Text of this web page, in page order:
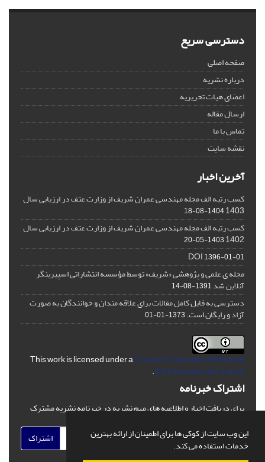
این وب سایت از کوکی ها برای اطمینان از ارائه بهترین
خدمات استفاده می کند.
دسترسی سریع
صفحه اصلی
درباره نشریه
اعضای هیات تحریریه
ارسال مقاله
تماس با ما
نقشه سایت
آخرین اخبار
کسب رتبه الف مجله مهندسی عمران شریف از وزارت عتف در ارزیابی سال
1403
1404-08-18
کسب رتبه الف مجله مهندسی عمران شریف از وزارت عتف در ارزیابی سال
1402
1403-05-20
DOI1396-01-01
مجله ی علمی و پژوهشی «شریف» توسط مؤسسه انتشاراتی اسپیرینگر
آنلاین شد1391-08-14
دسترسی به فایل کامل مقالات برای علاقه مندان و خوانندگان به صورت
آزاد و رایگان است.1373-01-01
This work is licensed under aCreative Commons Attribution
4.0 International License
.
اشتراک خبرنامه
برای دریافت اخبار و اطلاعیه های مهم نشریه در خبرنامه نشریه مشترک
اشتراک